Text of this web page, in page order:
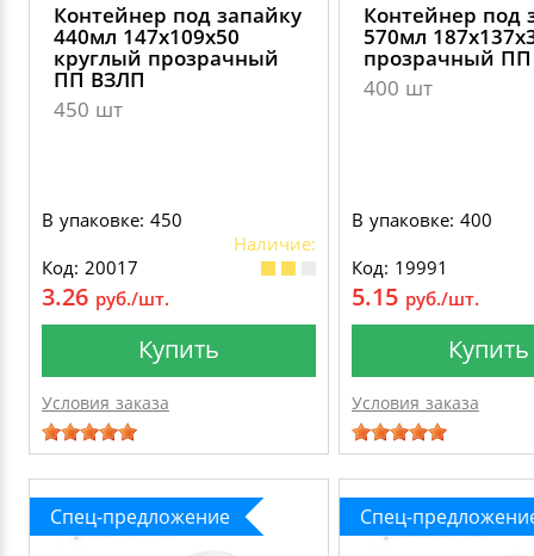
Контейнер под запайку
440мл 147х109х50
круглый прозрачный
ПП ВЗЛП
450 шт
В упаковке: 450
Наличие:
Код: 20017
3.26 руб./шт.
Купить
Условия заказа
Контейнер под
570мл
прозрачный
400 шт
В упаковке: 400
Код: 19991
5.15 руб./шт.
Купить
Условия заказа
Спец-предложение Спец-